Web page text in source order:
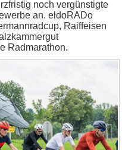
noch vergünstigte
an. eldoRADo
Raiffeisen
Radmarathon.